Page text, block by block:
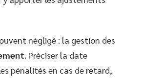
négligé : la gestion des
. Préciser la date
pénalités en cas de retard,